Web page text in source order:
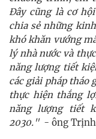
Đây cũng là cơ
chia sẻ những
khó khăn vướng
lý nhà nước và
năng lượng tiết
các giải pháp tháo
thực hiện thắng
năng lượng tiết
2030." - ông Trịnh